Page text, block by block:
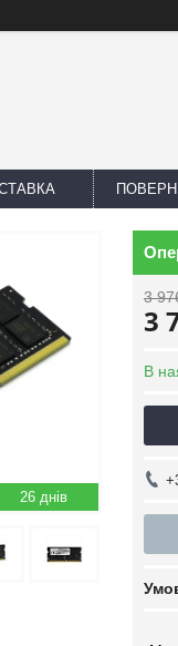
26 днів
3
3
В